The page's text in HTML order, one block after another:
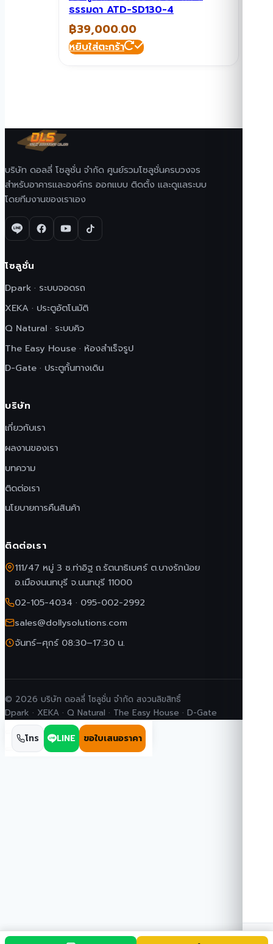
ธรรมดา ATD-SD130-4
฿39,000.00
หยิบใส่ตะกร้า
บริษัท ดอลลี่ โซลูชั่น จำกัด ศูนย์รวมโซลูชั่นครบวงจร
สำหรับอาคารและองค์กร ออกแบบ ติดตั้ง และดูแลระบบ
โดยทีมงานของเราเอง
โซลูชั่น
Dpark · ระบบจอดรถ
XEKA · ประตูอัตโนมัติ
Q Natural · ระบบคิว
The Easy House · ห้องสำเร็จรูป
D-Gate · ประตูกั้นทางเดิน
บริษัท
เกี่ยวกับเรา
ผลงานของเรา
บทความ
ติดต่อเรา
นโยบายการคืนสินค้า
ติดต่อเรา
111/47 หมู่ 3 ซ.ท่าอิฐ ถ.รัตนาธิเบศร์ ต.บางรักน้อย
อ.เมืองนนทบุรี จ.นนทบุรี 11000
02-105-4034 · 095-002-2992
sales@dollysolutions.com
จันทร์–ศุกร์ 08:30–17:30 น.
© 2026 บริษัท ดอลลี่ โซลูชั่น จำกัด สงวนลิขสิทธิ์
Dpark · XEKA · Q Natural · The Easy House · D-Gate
โทร LINE ขอใบเสนอราคา